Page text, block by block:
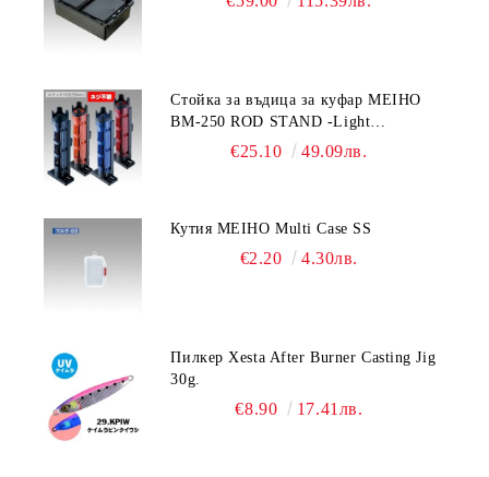
Стойка за въдица за куфар MEIHO
BM-250 ROD STAND -Light
Blue/Black color
€25.10 49.09лв.
Кутия MEIHO Multi Case SS
€2.20 4.30лв.
Пилкер Xesta After Burner Casting Jig
30g.
€8.90 17.41лв.